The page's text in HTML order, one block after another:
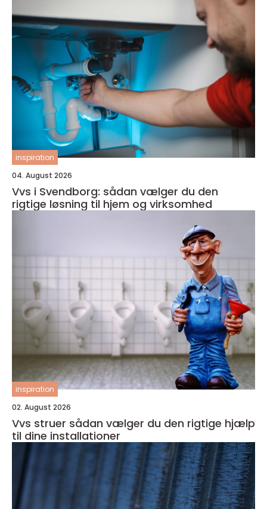
inspiration
04. August 2026
Vvs i Svendborg: sådan vælger du den
rigtige løsning til hjem og virksomhed
inspiration
02. August 2026
Vvs struer sådan vælger du den rigtige hjælp
til dine installationer